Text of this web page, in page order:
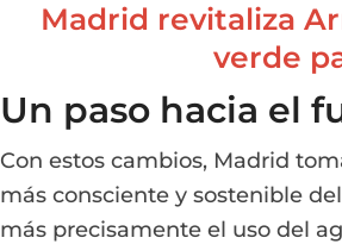
Madrid revitaliza
verde
Un paso hacia el
Con estos cambios, Madrid
más consciente y sostenible
más precisamente el uso del